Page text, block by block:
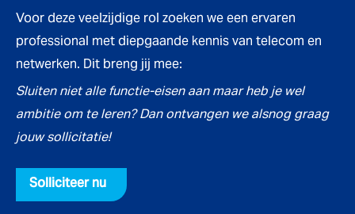
Voor deze veelzijdige rol zoeken we een ervaren
professional met diepgaande kennis van telecom en
netwerken. Dit breng jij mee:
Sluiten niet alle functie-eisen aan maar heb je wel
ambitie om te leren? Dan ontvangen we alsnog graag
jouw sollicitatie!
Solliciteer nu